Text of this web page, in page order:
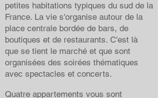
petites habitations typiques du sud de la
France. La vie s'organise autour de la
place centrale bordée de bars, de
boutiques et de restaurants. C'est là
que se tient le marché et que sont
organisées des soirées thématiques
avec spectacles et concerts.
Quatre appartements vous sont